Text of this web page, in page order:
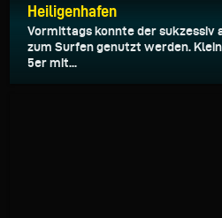
Heiligenhafen
Vormittags konnte der sukzessiv
zum Surfen genutzt werden.
5er mit...